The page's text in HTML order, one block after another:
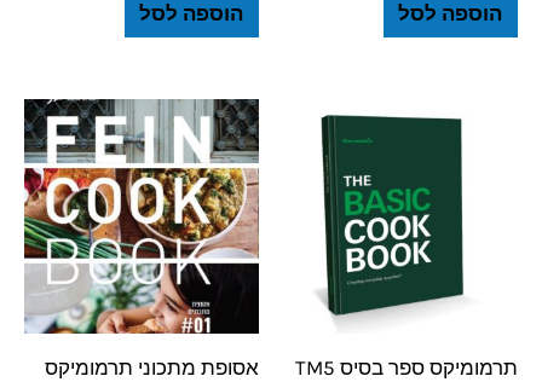
הוספה לסל הוספה לסל
תרמומיקס ספר בסיס TM5
אסופת מתכוני תרמומיקס